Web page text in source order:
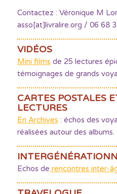
Contactez : Véronique M
asso[at]livralire.org / 06 68
VIDÉOS
Mini films de 25 lectures
témoignages de grands
CARTES POSTALES
LECTURES
En Archives : échos des
réalisées autour des albums.
Echos de rencontres inter-